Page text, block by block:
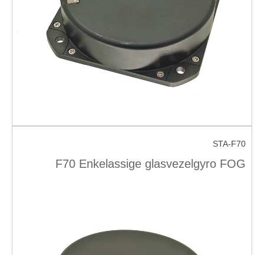
STA-F70
F70 Enkelassige glasvezelgyro FOG